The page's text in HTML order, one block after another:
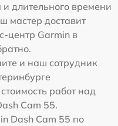
длительного времени
мастер доставит
центр Garmin в
и наш сотрудник
работ над
Cam 55.
Dash Cam 55 по